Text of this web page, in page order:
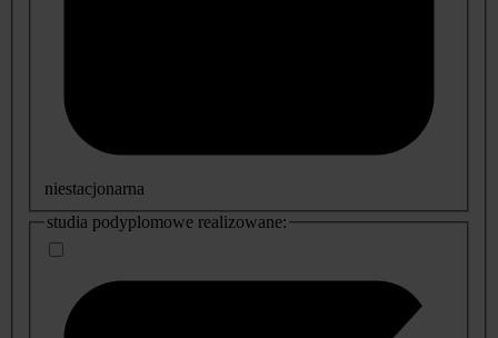
niestacjonarna
studia podyplomowe realizowane: